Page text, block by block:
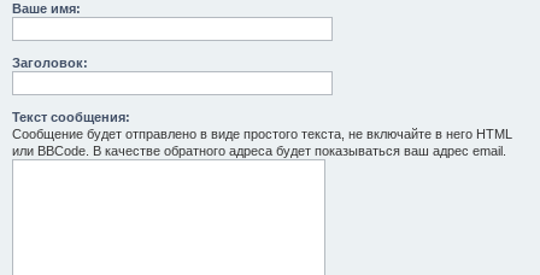
Ваше имя:
Заголовок:
Текст сообщения:
Сообщение будет отправлено в виде простого текста, не включайте в него HTML
или BBCode. В качестве обратного адреса будет показываться ваш адрес email.